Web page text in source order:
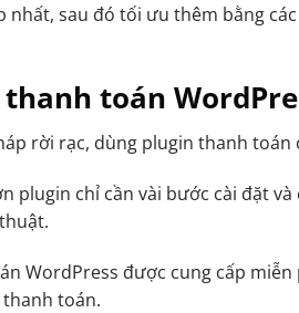
sau đó tối ưu thêm bằng
toán
rời rạc, dùng plugin thanh
plugin chỉ cần vài bước cài đặt
WordPress được cung cấp
toán.